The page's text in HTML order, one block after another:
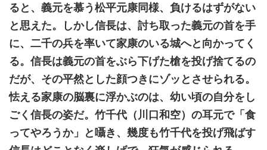
ると、義元を慕う松平元康同様、負けるはずがない
と思えた。しかし信長は、討ち取った義元の首を手
に、二千の兵を率いて家康のいる城へと向かってく
る。信長は義元の首をぶら下げた槍を投げ捨てるの
だが、その平然とした顔つきにゾッとさせられる。
怯える家康の脳裏に浮かぶのは、幼い頃の自分をし
ごく信長の姿だ。竹千代（川口和空）の耳元で「食
ってやろうか」と囁き、幾度も竹千代を投げ飛ばす